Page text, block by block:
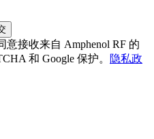
接收来自 Amphenol RF 的
和 Google 保护。
隐私政